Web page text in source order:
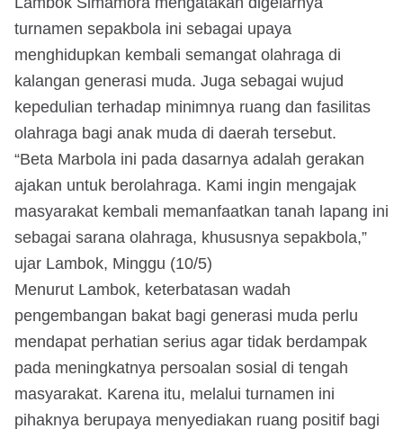
turnamen sepakbola ini sebagai upaya
menghidupkan kembali semangat olahraga di
kalangan generasi muda. Juga sebagai wujud
kepedulian terhadap minimnya ruang dan fasilitas
olahraga bagi anak muda di daerah tersebut.
“Beta Marbola ini pada dasarnya adalah gerakan
ajakan untuk berolahraga. Kami ingin mengajak
masyarakat kembali memanfaatkan tanah lapang ini
sebagai sarana olahraga, khususnya sepakbola,”
ujar Lambok, Minggu (10/5)
Menurut Lambok, keterbatasan wadah
pengembangan bakat bagi generasi muda perlu
mendapat perhatian serius agar tidak berdampak
pada meningkatnya persoalan sosial di tengah
masyarakat. Karena itu, melalui turnamen ini
pihaknya berupaya menyediakan ruang positif bagi